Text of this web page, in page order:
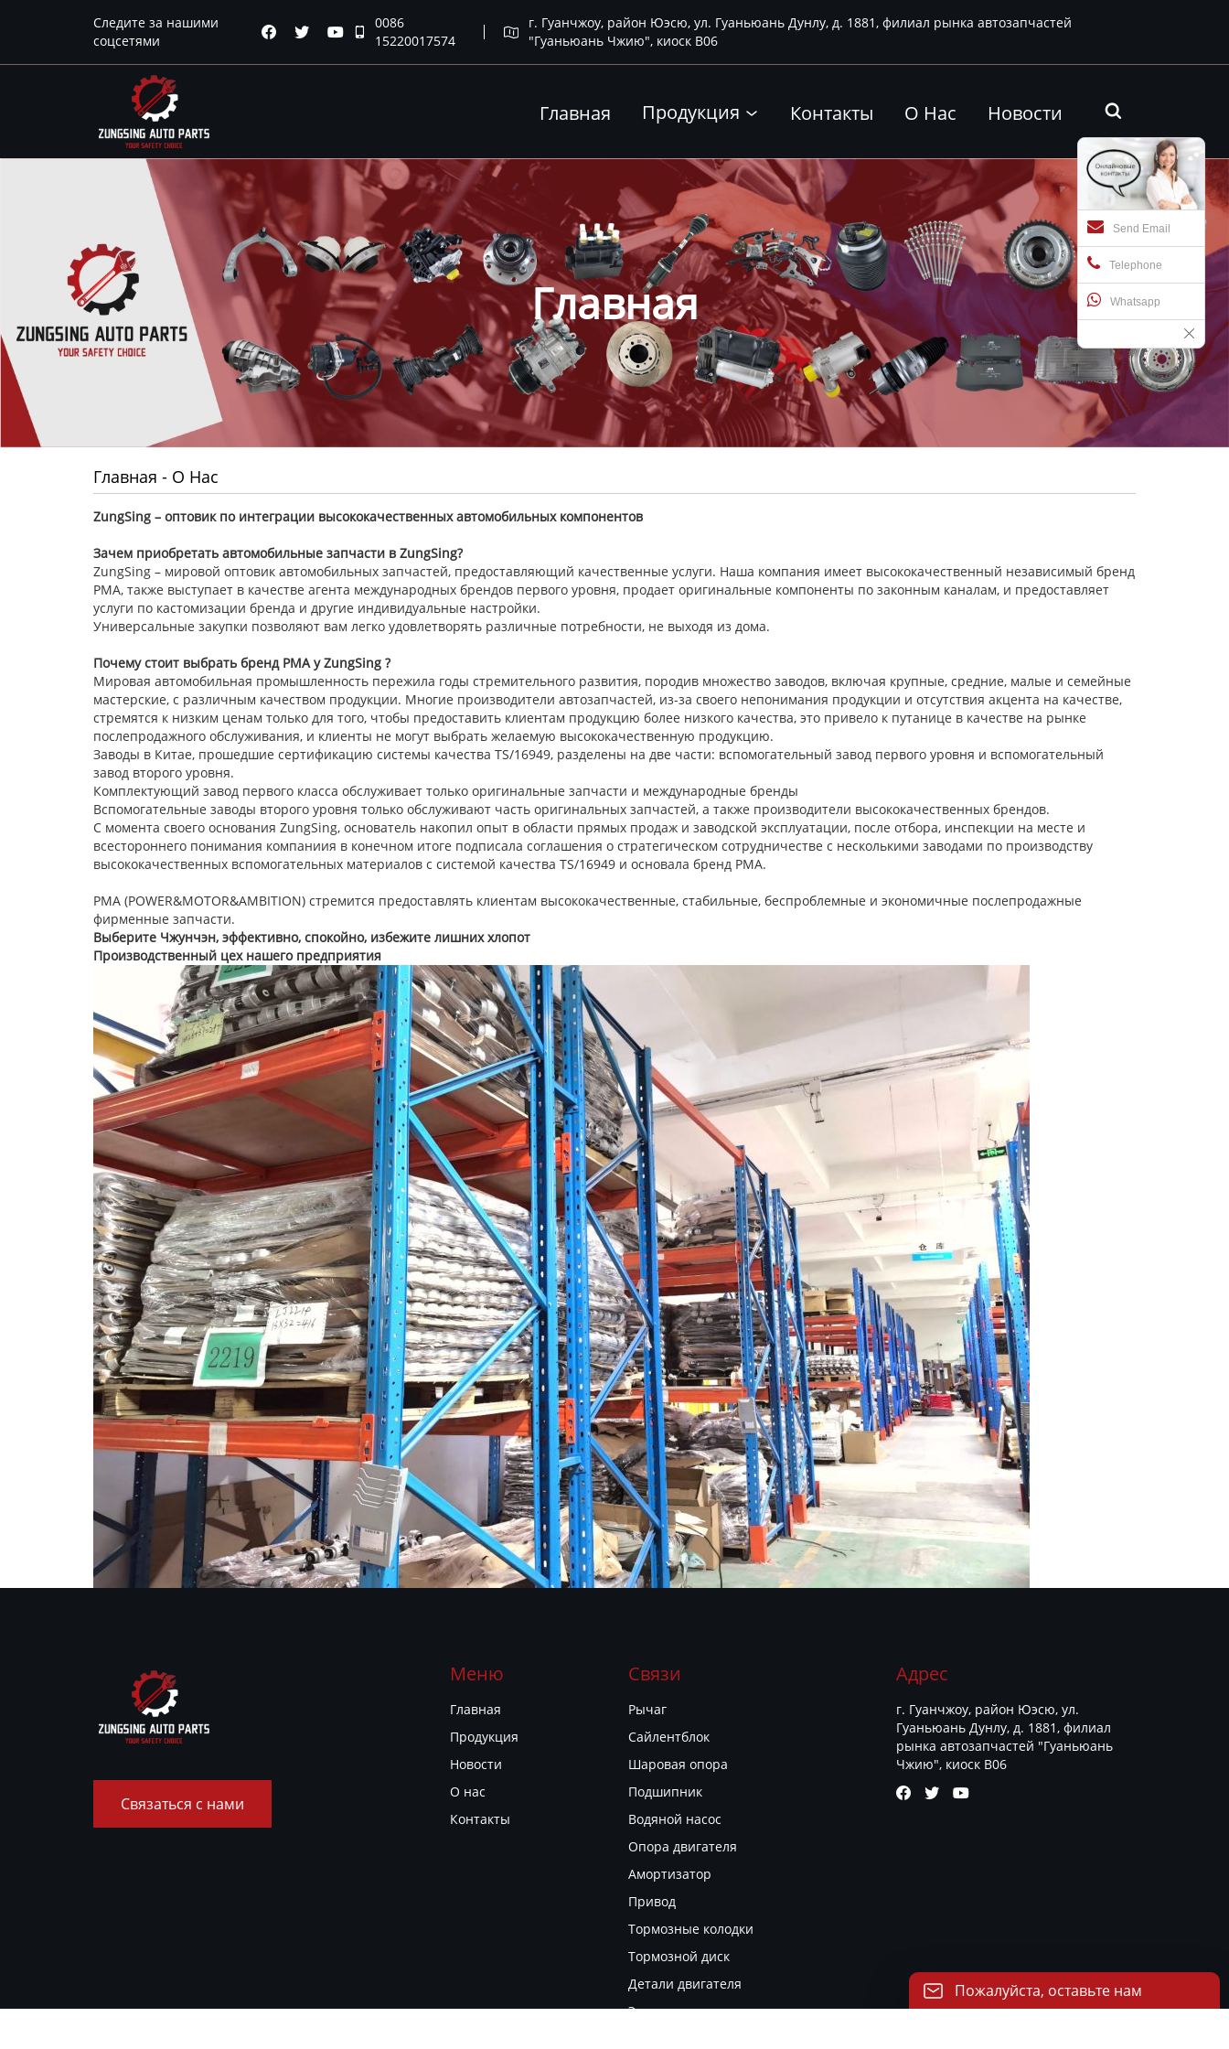
Следите за нашими
соцсетями
   
0086
15220017574

г. Гуанчжоу, район Юэсю, ул. Гуаньюань Дунлу, д. 1881, филиал рынка автозапчастей
"Гуаньюань Чжию", киоск B06
Главная Продукция  Контакты О Нас Новости 
Продукция
О нас
Пожалуйста, оставьте нам
Send Email
Telephone
Whatsapp
Главная
Главная - О Нас
ZungSing – оптовик по интеграции высококачественных автомобильных компонентов
Зачем приобретать автомобильные запчасти в ZungSing?
ZungSing – мировой оптовик автомобильных запчастей, предоставляющий качественные услуги. Наша компания имеет высококачественный независимый бренд
PMA, также выступает в качестве агента международных брендов первого уровня, продает оригинальные компоненты по законным каналам, и предоставляет
услуги по кастомизации бренда и другие индивидуальные настройки.
Универсальные закупки позволяют вам легко удовлетворять различные потребности, не выходя из дома.
Почему стоит выбрать бренд PMA уZungSing ?
Мировая автомобильная промышленность пережила годы стремительного развития, породив множество заводов, включая крупные, средние, малые и семейные
мастерские, с различным качеством продукции. Многие производители автозапчастей, из-за своего непонимания продукции и отсутствия акцента на качестве,
стремятся к низким ценам только для того, чтобы предоставить клиентам продукцию более низкого качества, это привело к путанице в качестве на рынке
послепродажного обслуживания, и клиенты не могут выбрать желаемую высококачественную продукцию.
Заводы в Китае, прошедшие сертификацию системы качества TS/16949, разделены на две части: вспомогательный завод первого уровня и вспомогательный
завод второго уровня.
Комплектующий завод первого класса обслуживает только оригинальные запчасти и международные бренды
Вспомогательные заводы второго уровня только обслуживают часть оригинальных запчастей, а также производители высококачественных брендов.
С момента своего основания ZungSing, основатель накопил опыт в области прямых продаж и заводской эксплуатации, после отбора, инспекции на месте и
всестороннего понимания компаниия в конечном итоге подписала соглашения о стратегическом сотрудничестве с несколькими заводами по производству
высококачественных вспомогательных материалов с системой качества TS/16949 и основала бренд PMA.
PMA (POWER&MOTOR&AMBITION) стремится предоставлять клиентам высококачественные, стабильные, беспроблемные и экономичные послепродажные
фирменные запчасти.
Выберите Чжунчэн, эффективно, спокойно, избежите лишних хлопот
Производственный цех нашего предприятия
Связаться с нами
Меню
Главная
Продукция
Новости
О нас
Контакты
Связи
Рычаг
Сайлентблок
Шаровая опора
Подшипник
Водяной насос
Опора двигателя
Амортизатор
Привод
Тормозные колодки
Тормозной диск
Детали двигателя
Электрические детали
Адрес
г. Гуанчжоу, район Юэсю, ул.
Гуаньюань Дунлу, д. 1881, филиал
рынка автозапчастей "Гуаньюань
Чжию", киоск B06
  